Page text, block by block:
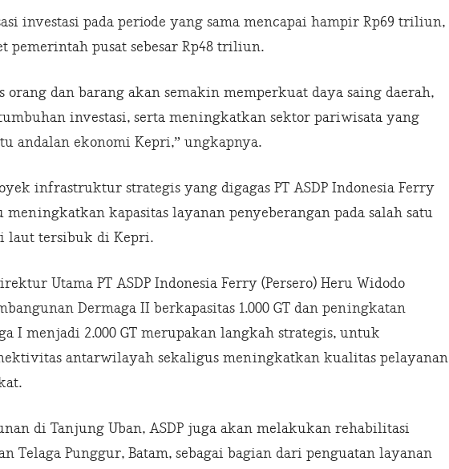
investasi pada periode yang sama mencapai hampir Rp69 triliun,
pemerintah pusat sebesar Rp48 triliun.
orang dan barang akan semakin memperkuat daya saing daerah,
investasi, serta meningkatkan sektor pariwisata yang
andalan ekonomi Kepri,” ungkapnya.
infrastruktur strategis yang digagas PT ASDP Indonesia Ferry
meningkatkan kapasitas layanan penyeberangan pada salah satu
laut tersibuk di Kepri.
Utama PT ASDP Indonesia Ferry (Persero) Heru Widodo
Dermaga II berkapasitas 1.000 GT dan peningkatan
I menjadi 2.000 GT merupakan langkah strategis, untuk
antarwilayah sekaligus meningkatkan kualitas pelayanan
di Tanjung Uban, ASDP juga akan melakukan rehabilitasi
Telaga Punggur, Batam, sebagai bagian dari penguatan layanan